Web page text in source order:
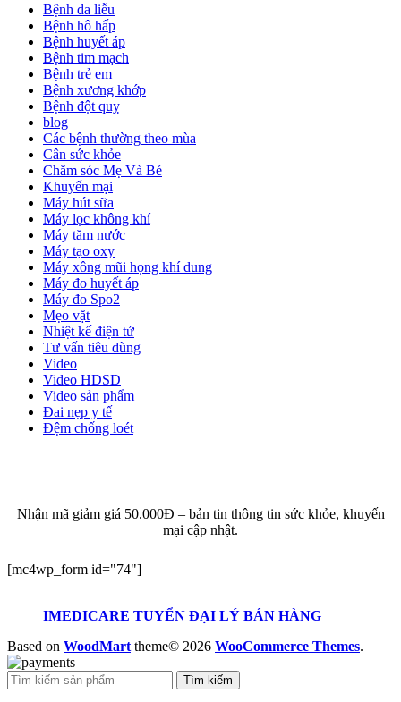
Bệnh da liễu
Bệnh hô hấp
Bệnh huyết áp
Bệnh tim mạch
Bệnh trẻ em
Bệnh xương khớp
Bệnh đột quỵ
blog
Các bệnh thường theo mùa
Cân sức khỏe
Chăm sóc Mẹ Và Bé
Khuyến mại
Máy hút sữa
Máy lọc không khí
Máy tăm nước
Máy tạo oxy
Máy xông mũi họng khí dung
Máy đo huyết áp
Máy đo Spo2
Mẹo vặt
Nhiệt kế điện tử
Tư vấn tiêu dùng
Video
Video HDSD
Video sản phẩm
Đai nẹp y tế
Đệm chống loét
Nhận mã giảm giá 50.000Đ – bản tin thông tin sức khỏe, khuyến
mại cập nhật.
[mc4wp_form id="74"]
IMEDICARE TUYỂN ĐẠI LÝ BÁN HÀNG
Based on WoodMart theme© 2026 WooCommerce Themes.
Tìm kiếm